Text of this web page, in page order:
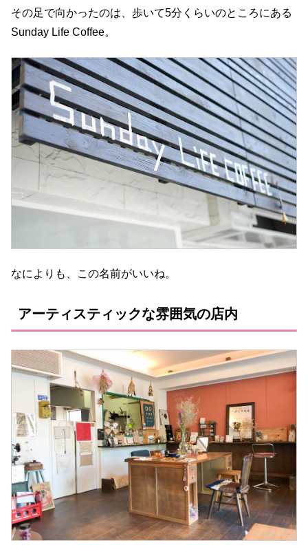
その足で向かったのは、歩いて5分くらいのところにある
Sunday Life Coffee。
なによりも、この名前がいいね。
アーティスティックな雰囲気の店内